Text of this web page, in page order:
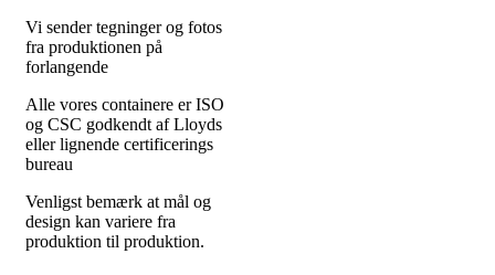
Vi sender tegninger og fotos
fra produktionen på
forlangende
Alle vores containere er ISO
og CSC godkendt af Lloyds
eller lignende certificerings
bureau
Venligst bemærk at mål og
design kan variere fra
produktion til produktion.